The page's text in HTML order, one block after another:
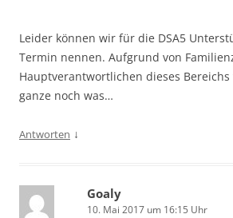
Leider können wir für die DSA5
Termin nennen. Aufgrund von
Hauptverantwortlichen dieses
ganze noch was…
Antworten ↓
Goaly
10. Mai 2017 um 16:15 Uhr